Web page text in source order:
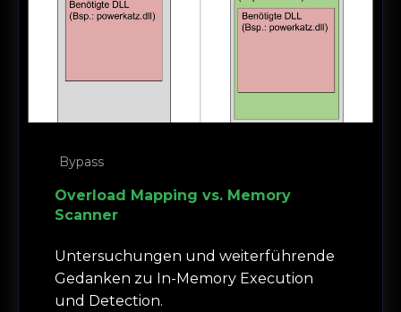
Bypass
Overload Mapping vs. Memory
Scanner
Untersuchungen und weiterführende
Gedanken zu In-Memory Execution
und Detection.